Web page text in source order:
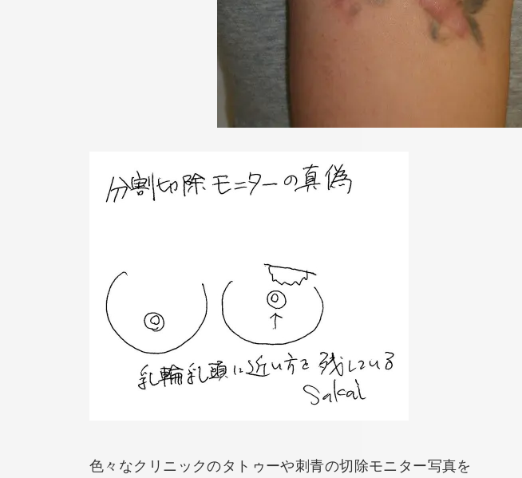
色々なクリニックのタトゥーや刺青の切除モニター写真を